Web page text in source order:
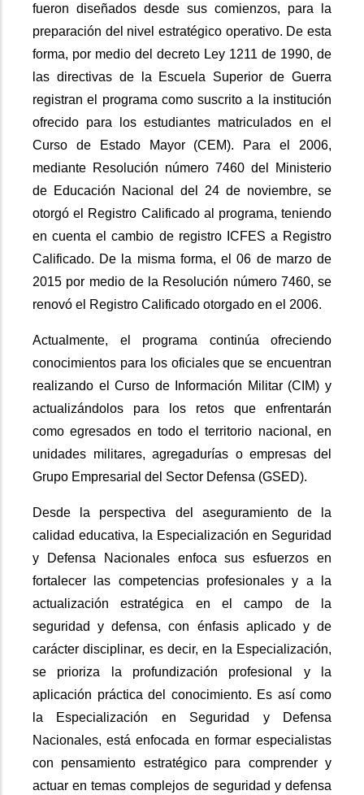
fueron diseñados desde sus comienzos, para la
preparación del nivel estratégico operativo. De esta
forma, por medio del decreto Ley 1211 de 1990, de
las directivas de la Escuela Superior de Guerra
registran el programa como suscrito a la institución
ofrecido para los estudiantes matriculados en el
Curso de Estado Mayor (CEM). Para el 2006,
mediante Resolución número 7460 del Ministerio
de Educación Nacional del 24 de noviembre, se
otorgó el Registro Calificado al programa, teniendo
en cuenta el cambio de registro ICFES a Registro
Calificado. De la misma forma, el 06 de marzo de
2015 por medio de la Resolución número 7460, se
renovó el Registro Calificado otorgado en el 2006.
Actualmente, el programa continúa ofreciendo
conocimientos para los oficiales que se encuentran
realizando el Curso de Información Militar (CIM) y
actualizándolos para los retos que enfrentarán
como egresados en todo el territorio nacional, en
unidades militares, agregadurías o empresas del
Grupo Empresarial del Sector Defensa (GSED).
Desde la perspectiva del aseguramiento de la
calidad educativa, la Especialización en Seguridad
y Defensa Nacionales enfoca sus esfuerzos en
fortalecer las competencias profesionales y a la
actualización estratégica en el campo de la
seguridad y defensa, con énfasis aplicado y de
carácter disciplinar, es decir, en la Especialización,
se prioriza la profundización profesional y la
aplicación práctica del conocimiento. Es así como
la Especialización en Seguridad y Defensa
Nacionales, está enfocada en formar especialistas
con pensamiento estratégico para comprender y
actuar en temas complejos de seguridad y defensa